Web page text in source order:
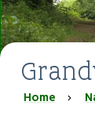
Home